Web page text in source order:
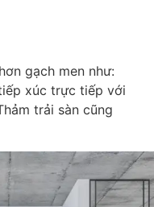
gạch men như:
xúc trực tiếp với
trải sàn cũng